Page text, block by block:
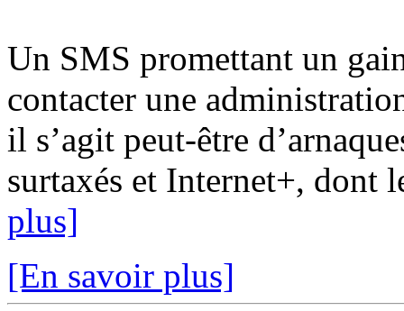
Un SMS promettant un
contacter une
il s’agit peut-être
surtaxés et Internet+, dont
plus]
[En savoir plus]